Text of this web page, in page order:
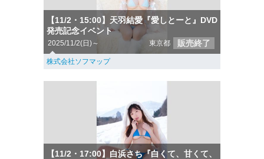
【11/2・15:00】天羽結愛『愛しとーと』DVD
発売記念イベント
2025/11/2(日)～ 東京都 販売終了
株式会社ソフマップ
【11/2・17:00】白浜さち『白くて、甘くて、